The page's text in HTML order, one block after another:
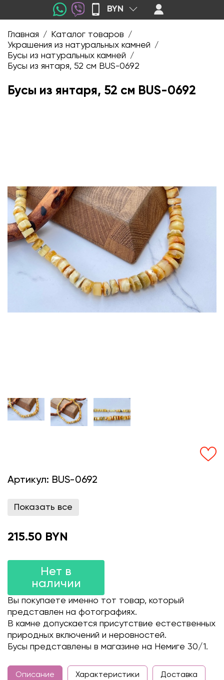
BYN
Главная / Каталог товаров /
Украшения из натуральных камней /
Бусы из натуральных камней /
Бусы из янтаря, 52 см BUS-0692
Бусы из янтаря, 52 см BUS-0692
Артикул: BUS-0692
Показать все
215.50 BYN
Нет в
наличии
Вы покупаете именно тот товар, который
представлен на фотографиях.
В камне допускается присутствие естественных
природных включений и неровностей.
Бусы представлены в магазине на Немиге 30/1.
Описание Характеристики Доставка